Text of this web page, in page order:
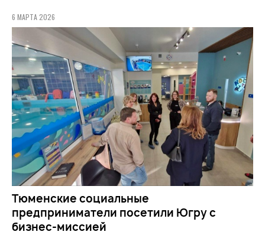
6 МАРТА 2026
Тюменские социальные
предприниматели посетили Югру с
бизнес-миссией